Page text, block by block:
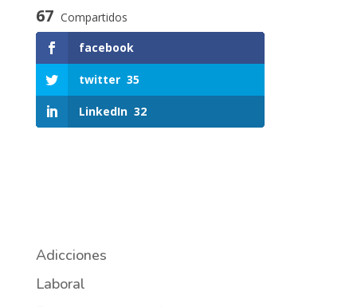
67 Compartidos
facebook
twitter 35
LinkedIn 32
Adicciones
Laboral